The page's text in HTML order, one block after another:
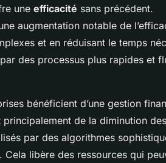
une efficacité sans précédent.
augmentation notable de
et en réduisant le temps
des processus plus rapides et
bénéficient d’une gestion
de la diminution
par des algorithmes
libère des ressources qui